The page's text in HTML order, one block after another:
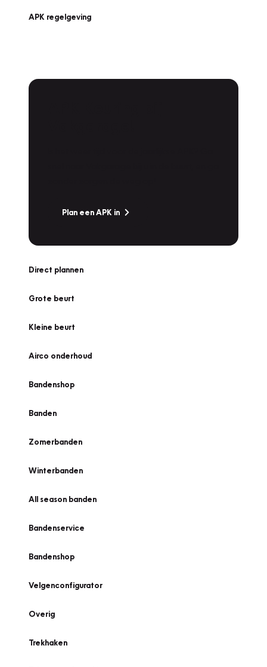
APK regelgeving
Plan een APK in
Direct plannen
Grote beurt
Kleine beurt
Airco onderhoud
Bandenshop
Banden
Zomerbanden
Winterbanden
All season banden
Bandenservice
Bandenshop
Velgenconfigurator
Overig
Trekhaken